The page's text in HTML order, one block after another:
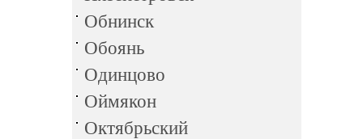
Обнинск
Обоянь
Одинцово
Оймякон
Октябрьский